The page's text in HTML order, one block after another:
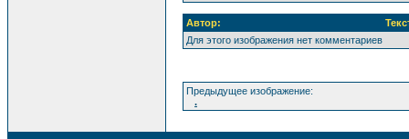
Автор:
Для этого изображения нет комментариев
Предыдущее изображение:
.